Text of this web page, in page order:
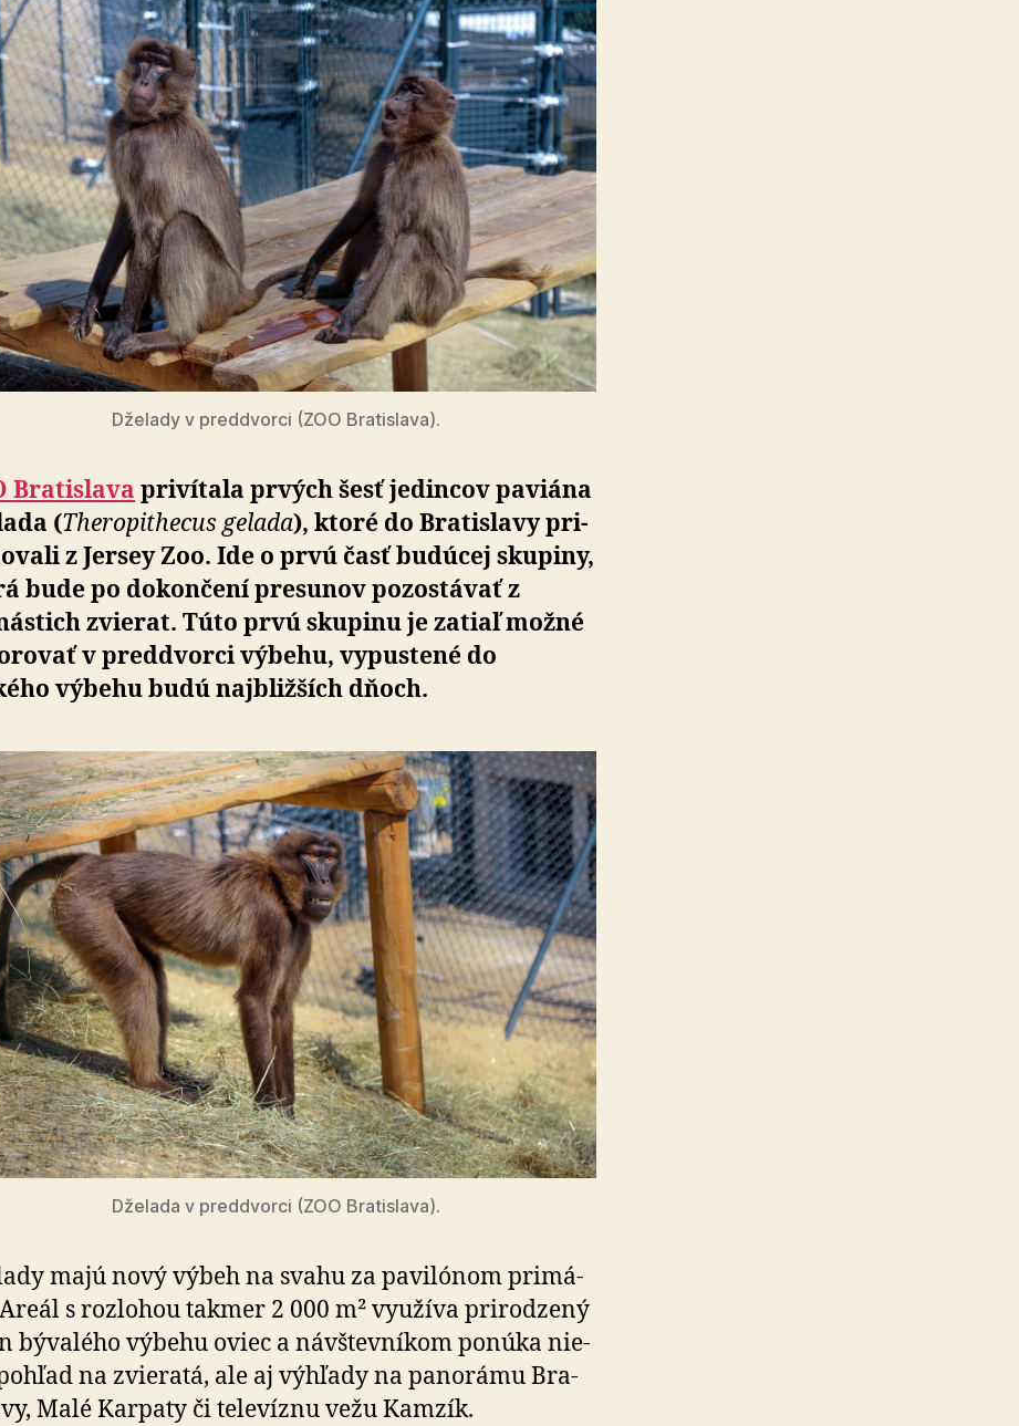
Dželady v preddvorci (ZOO Bratislava).
Bratislava privítala prvých šesť jedincov paviána
(Theropithecus gelada), ktoré do Bratislavy pri­
z Jersey Zoo. Ide o prvú časť budúcej sku­pi­ny,
bude po dokončení presunov pozostávať z
zvierat. Túto prvú skupinu je zatiaľ možné
v preddvorci výbehu, vypustené do
výbehu budú najbližších dňoch.
Dželada v preddvorci (ZOO Bratislava).
majú nový výbeh na svahu za pavilónom pri­má­
s rozlohou takmer 2 000 m² využíva prirodzený
bývalého výbehu oviec a návštevníkom ponúka nie­
na zvieratá, ale aj výhľady na panorámu Bra­
Malé Karpaty či televíznu vežu Kamzík.